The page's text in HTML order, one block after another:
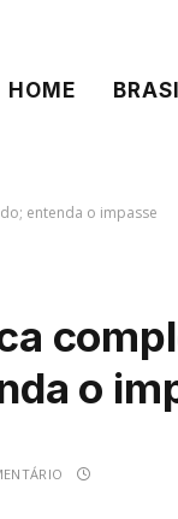
HOME
entenda o impasse
o